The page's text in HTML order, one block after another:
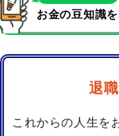
お金の豆知識
退
これからの人生を